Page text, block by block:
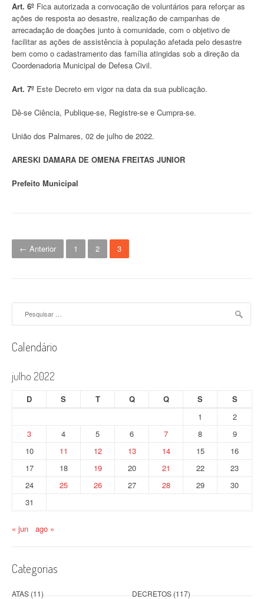
Art. 6º Fica autorizada a convocação de voluntários para reforçar as
ações de resposta ao desastre, realização de campanhas de
arrecadação de doações junto à comunidade, com o objetivo de
facilitar as ações de assistência à população afetada pelo desastre
bem como o cadastramento das família atingidas sob a direção da
Coordenadoria Municipal de Defesa Civil.
Art. 7º Este Decreto em vigor na data da sua publicação.
Dê-se Ciência, Publique-se, Registre-se e Cumpra-se.
União dos Palmares, 02 de julho de 2022.
ARESKI DAMARA DE OMENA FREITAS JUNIOR
Prefeito Municipal
N
a
e
g
a
ç
ã
s
t
s
← Anterior 1 2 3
Calendário
julho 2022
D S T Q Q S
S
1
2
3
4 5 6 7 8
9
10
11 12 13 14 15
16
17
18 19 20 21 22
23
24
25 26 27 28 29
30
31
« jun ago »
Categorias
ATAS (11) DECRETOS (117)